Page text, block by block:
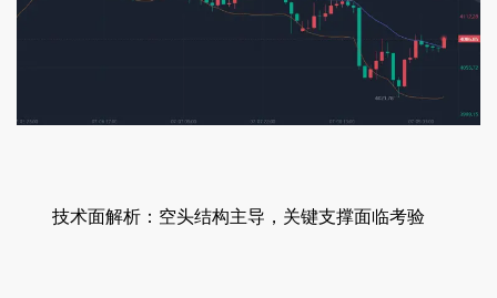
技术面解析：空头结构主导，关键支撑面临考验